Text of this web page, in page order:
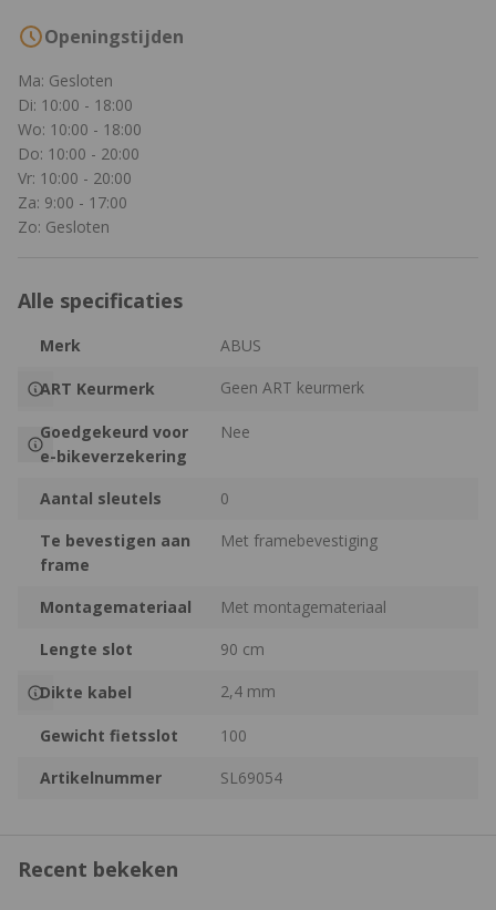
Openingstijden
Ma: Gesloten
Di: 10:00 - 18:00
Wo: 10:00 - 18:00
Do: 10:00 - 20:00
Vr: 10:00 - 20:00
Za: 9:00 - 17:00
Zo: Gesloten
Alle specificaties
Merk ABUS
ART Keurmerk Geen ART keurmerk
Goedgekeurd voor
e-bikeverzekering
Nee
Aantal sleutels
0
Te bevestigen aan
frame
Met framebevestiging
Montagemateriaal
Met montagemateriaal
Lengte slot
90 cm
Dikte kabel 2,4 mm
Gewicht fietsslot
100
Artikelnummer
SL69054
Recent bekeken